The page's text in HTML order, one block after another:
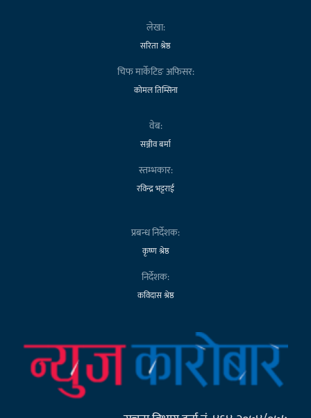
लेखा:
सरिता श्रेष्ठ
चिफ मार्केटिङ अफिसर:
कोमल तिम्सिना
वेब:
सञ्जीव बर्मा
स्तम्भकार:
रविन्द्र भट्टराई
प्रबन्ध निर्देशक:
कृष्ण श्रेष्ठ
निर्देशक:
कविदास श्रेष्ठ